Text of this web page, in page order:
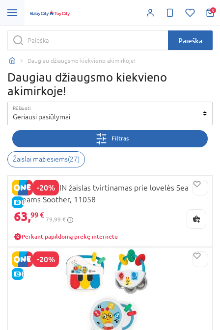
0
Paieška
Daugiau džiaugsmo kiekvieno akimirkoje!
Daugiau džiaugsmo kiekvieno
akimirkoje!
Rūšiuoti
Geriausi pasiūlymai
Filtras
Žaislai mažiesiems(27)
-20%
E-KAINA
BABY EINSTEIN žaislas tvirtinamas prie lovelės Sea
Dreams Soother, 11058
63,99 €
79,99 €
Perkant papildomą prekę internetu
-20%
E-KAINA